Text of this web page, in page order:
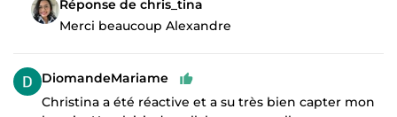
Réponse de chris_tina
Merci beaucoup Alexandre
DiomandeMariame
Christina a été réactive et a su très bien capter mon